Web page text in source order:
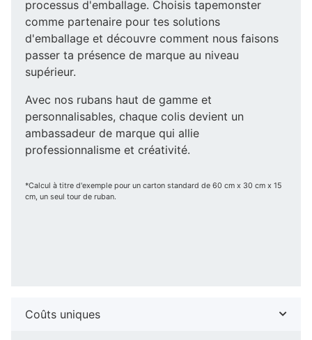
processus d'emballage. Choisis tapemonster
comme partenaire pour tes solutions
d'emballage et découvre comment nous faisons
passer ta présence de marque au niveau
supérieur.
Avec nos rubans haut de gamme et
personnalisables, chaque colis devient un
ambassadeur de marque qui allie
professionnalisme et créativité.
*Calcul à titre d'exemple pour un carton standard de 60 cm x 30 cm x 15
cm, un seul tour de ruban.
Coûts uniques